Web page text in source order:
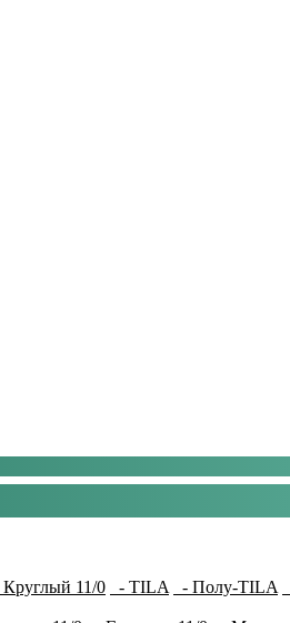
Круглый 11/0 - TILA - Полу-TILA